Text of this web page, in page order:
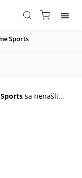
Sports
sa nenašli...